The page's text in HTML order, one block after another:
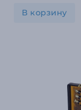
В корзину